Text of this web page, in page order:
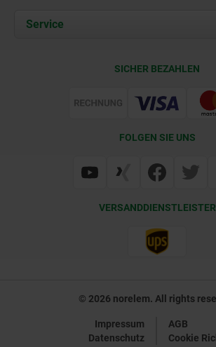
Kontakt
Service
SICHER BEZAHLEN
FOLGEN SIE UNS
VERSANDDIENSTLEISTER
© 2026 norelem. All rights
Impressum
AGB
Datenschutz
Cookie